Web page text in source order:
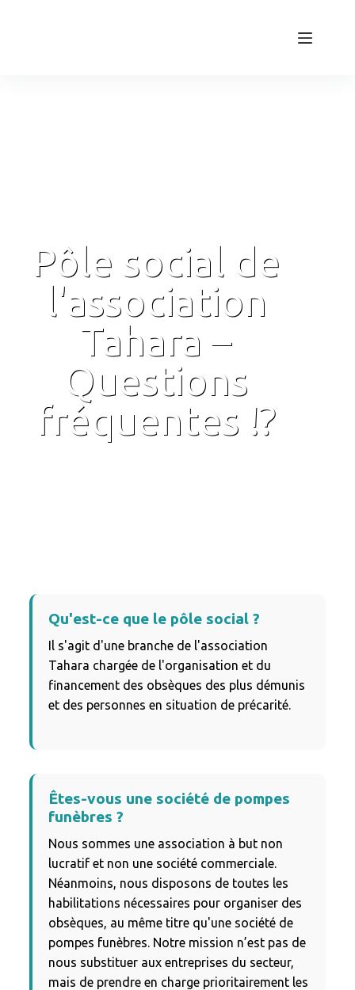
Pôle social de
l'association
Tahara –
Questions
fréquentes ⁉️
Qu'est-ce que le pôle social ?
Il s'agit d'une branche de l'association
Tahara chargée de l'organisation et du
financement des obsèques des plus démunis
et des personnes en situation de précarité.
Êtes-vous une société de pompes
funèbres ?
Nous sommes une association à but non
lucratif et non une société commerciale.
Néanmoins, nous disposons de toutes les
habilitations nécessaires pour organiser des
obsèques, au même titre qu'une société de
pompes funèbres. Notre mission n’est pas de
nous substituer aux entreprises du secteur,
mais de prendre en charge prioritairement les